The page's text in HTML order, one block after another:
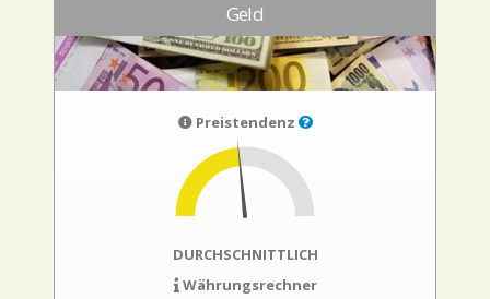
Geld
Preistendenz
DURCHSCHNITTLICH
Währungsrechner